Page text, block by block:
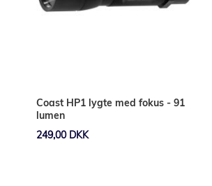
Coast HP1 lygte med fokus - 91
lumen
249,00 DKK